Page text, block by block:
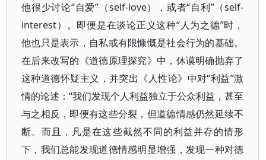
他很少讨论“自爱”（self-love），或者“自利”（self-
interest）。即便是在谈论正义这种“人为之德”时，
他也只是表示，自私或有限慷慨是社会行为的基础。
在后来改写的《道德原理探究》中，休谟明确抛弃了
这种道德怀疑主义，并突出《人性论》中对“利益”激
情的论述：“我们发现个人利益独立于公众利益，甚至
与之相反，即便有这些分裂，但道德情感仍然延续不
断。而且，凡是在这些截然不同的利益并存的情形
下，我们总能发现道德情感明显增强，发现一种对德